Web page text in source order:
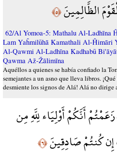
الظَّالِمِينَ﴿٥﴾
62/Al Yomoa-5: Mathalu Al-Ladhīna
Lam Yaĥmilūhā Kamathali Al-Ĥimāri
Al-Qawmi Al-Ladhīna Kadhabū
Qawma Až-Žālimīna
Aquéllos a quienes se había confiado la
semejantes a un asno que lleva libros.
desmiente los signos de Alá! Alá no
أَنَّكُمْ أَوْلِيَاء لِلَّهِ مِن
كُنتُمْ صَادِقِينَ﴿٦﴾